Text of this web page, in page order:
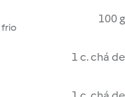
frio
100 g
1 c. chá de